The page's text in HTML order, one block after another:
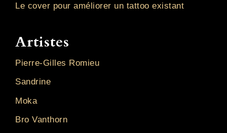
Le cover pour améliorer un tattoo existant
Artistes
Pierre-Gilles Romieu
Sandrine
Moka
Bro Vanthorn